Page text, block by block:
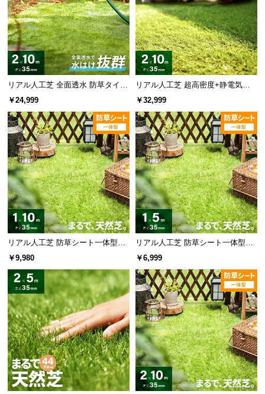
リアル人工芝 全面透水 防草タイプ
芝丈35mm 2×10m
￥24,999
リアル人工芝 超高密度+静電気防
止 高耐久タイプ・質感を追求 芝丈
35mm 2×10m
￥32,999
リアル人工芝 防草シート一体型タ
イプ 芝丈35mm 1×10m（自然な見
￥9,980
リアル人工芝 防草シート一体型タ
イプ 芝丈35mm 1×5m（自然な見
￥6,999